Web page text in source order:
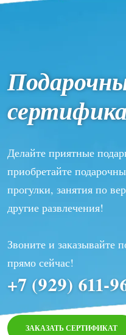
Делайте приятные
приобретайте
прогулки, занятия по
другие развлечения!
Звоните и заказывайте
прямо сейчас!
+7 (929) 611-
ЗАКАЗАТЬ СЕРТИФИКАТ